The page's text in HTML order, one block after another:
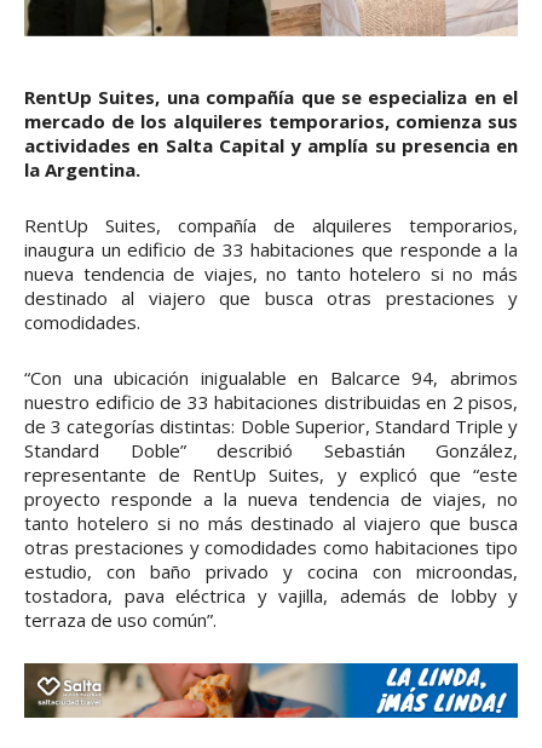
RentUp Suites, una compañía que se especializa en el
mercado de los alquileres temporarios, comienza sus
actividades en Salta Capital y amplía su presencia en
la Argentina.
RentUp Suites, compañía de alquileres temporarios,
inaugura un edificio de 33 habitaciones que responde a la
nueva tendencia de viajes, no tanto hotelero si no más
destinado al viajero que busca otras prestaciones y
comodidades.
“Con una ubicación inigualable en Balcarce 94, abrimos
nuestro edificio de 33 habitaciones distribuidas en 2 pisos,
de 3 categorías distintas: Doble Superior, Standard Triple y
Standard Doble” describió Sebastián González,
representante de RentUp Suites, y explicó que “este
proyecto responde a la nueva tendencia de viajes, no
tanto hotelero si no más destinado al viajero que busca
otras prestaciones y comodidades como habitaciones tipo
estudio, con baño privado y cocina con microondas,
tostadora, pava eléctrica y vajilla, además de lobby y
terraza de uso común”.